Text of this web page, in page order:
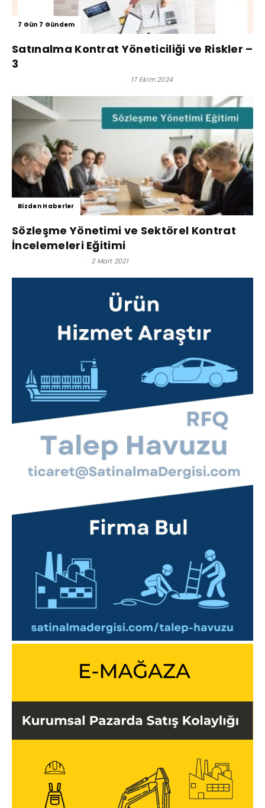
7 Gün 7 Gündem
Satınalma Kontrat Yöneticiliği ve Riskler –
3
- 17 Ekim 2024
Bizden Haberler
Sözleşme Yönetimi ve Sektörel Kontrat
İncelemeleri Eğitimi
- 2 Mart 2021